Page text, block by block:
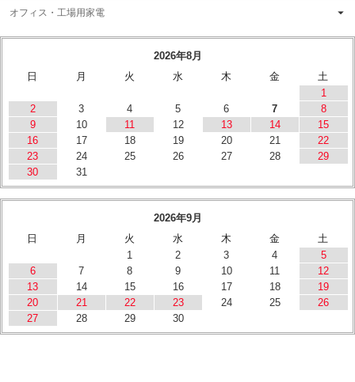
オフィス・工場用家電
2026年8月
日
月 火 水 木 金
土
1
2
3 4 5 6 7
8
9
10 11 12 13 14
15
16
17 18 19 20 21
22
23
24 25 26 27 28
29
30
31
2026年9月
日
月 火 水 木 金
土
1
2 3 4
5
6
7 8 9 10 11
12
13
14 15 16 17 18
19
20
21 22 23 24 25
26
27
28 29 30